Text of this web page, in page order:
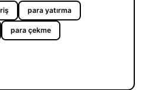
para yatırma
para çekme